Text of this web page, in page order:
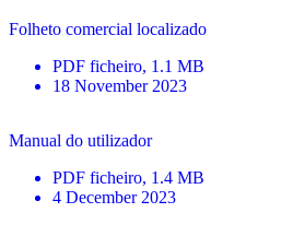
Folheto comercial localizado
PDF ficheiro, 1.1 MB
18 November 2023
Manual do utilizador
PDF ficheiro, 1.4 MB
4 December 2023